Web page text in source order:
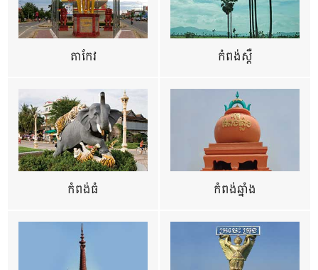
តាកែវ កំពង់ស្ពឺ
កំពង់ធំ កំពង់ឆ្នាំង